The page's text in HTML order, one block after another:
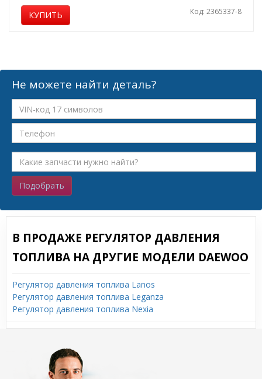
КУПИТЬ Код: 2365337-8
Не можете найти деталь?
Подобрать
В ПРОДАЖЕ РЕГУЛЯТОР ДАВЛЕНИЯ
ТОПЛИВА НА ДРУГИЕ МОДЕЛИ DAEWOO
Регулятор давления топлива Lanos
Регулятор давления топлива Leganza
Регулятор давления топлива Nexia